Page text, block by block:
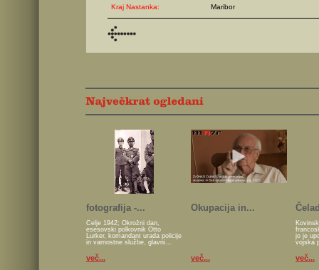
Kraj Nastanka:
Maribor
fotografija -...
Celje 1942; Okrožni dan,
esesovski polkovnik Otto
Lurker, komandant urada policije
in varnostne službe, glavni...
več...
Okupacija in...
več...
jo je
vojska
več...